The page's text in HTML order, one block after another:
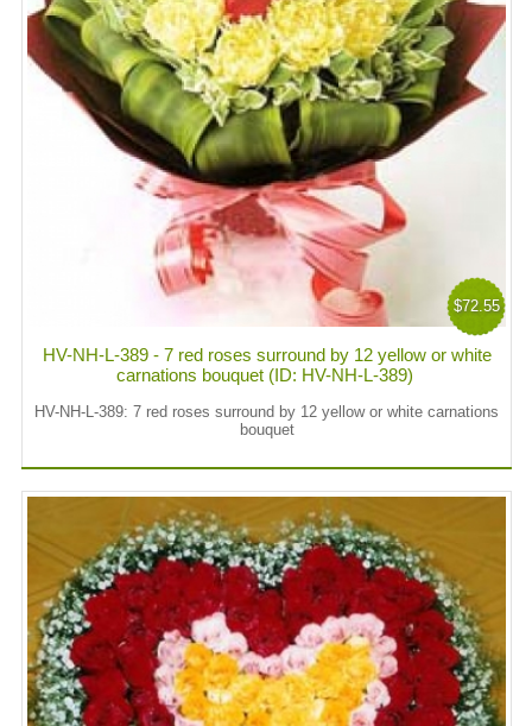
$72.55
HV-NH-L-389 - 7 red roses surround by 12 yellow or white
carnations bouquet (ID: HV-NH-L-389)
HV-NH-L-389: 7 red roses surround by 12 yellow or white carnations
bouquet